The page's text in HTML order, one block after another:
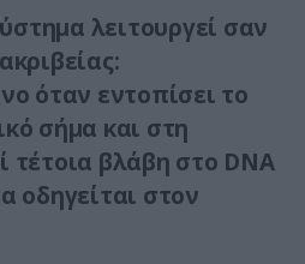
λειτουργεί σαν
όταν εντοπίσει το
σήμα και στη
τέτοια βλάβη στο DNA
οδηγείται στον